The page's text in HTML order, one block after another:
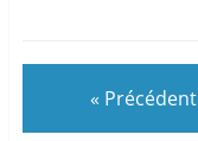
« Précédent